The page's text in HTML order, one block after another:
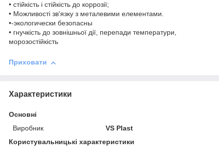
• стійкість і стійкість до коррозії;
• Можливості зв'язку з металевими елементами.
•-экологически безопасны
• гнучкість до зовнішньої дії, перепади температури,
морозостійкість
Приховати
Характеристики
Основні
Виробник
VS Plast
Користувальницькі характеристики